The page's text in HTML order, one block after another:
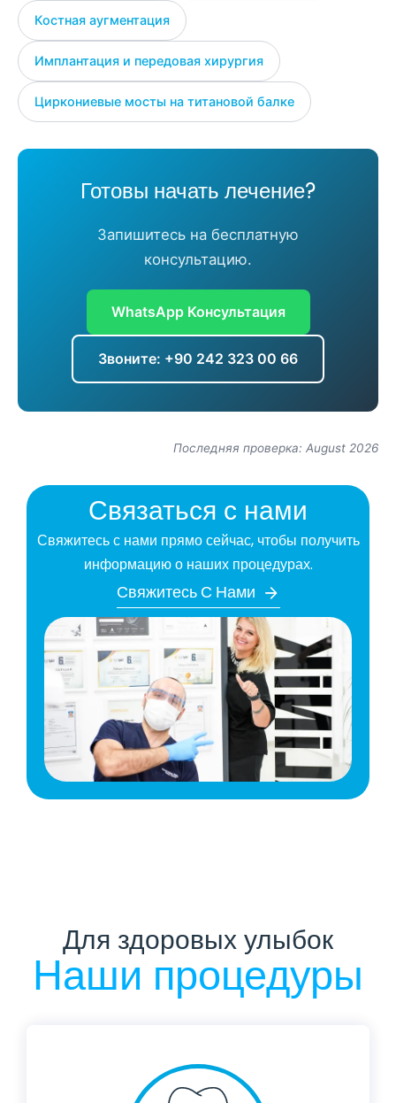
Костная аугментация
Имплантация и передовая хирургия
Циркониевые мосты на титановой балке
Готовы начать лечение?
Запишитесь на бесплатную
консультацию.
WhatsApp Консультация
Звоните: +90 242 323 00 66
Последняя проверка: August 2026
Связаться с нами
Свяжитесь с нами прямо сейчас, чтобы получить
информацию о наших процедурах.
Свяжитесь С Нами
Для здоровых улыбок
Наши процедуры